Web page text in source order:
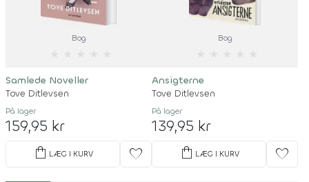
Bog
Samlede Noveller
Tove Ditlevsen
På lager
159,95 kr
shopping_bag LÆG I KURV favorite
Bog
Ansigterne
Tove Ditlevsen
På lager
139,95 kr
shopping_bag LÆG I KURV favorite